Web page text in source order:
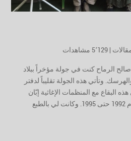
5٬129 مشاهدات
الرماح كنت في جولة مؤخراً ببلاد
وتأتي هذه الجولة تقليباً لدفتر
البقاع مع المنظمات الإغاثية إبّان
الأزمة في الفترة ما بين الأعوام 1992 حتى 1995. وكانت لي بالطبع